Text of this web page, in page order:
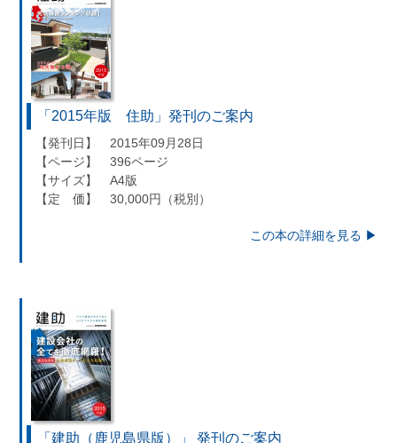
「2015年版 住助」発刊のご案内
【発刊日】 2015年09月28日
【ページ】 396ページ
【サイズ】 A4版
【定 価】 30,000円（税別）
この本の詳細を見る ▶︎
「建助（鹿児島県版）」 発刊のご案内